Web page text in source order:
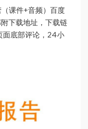
课件+音频）百度
下载地址，下载链
面底部评论，24小